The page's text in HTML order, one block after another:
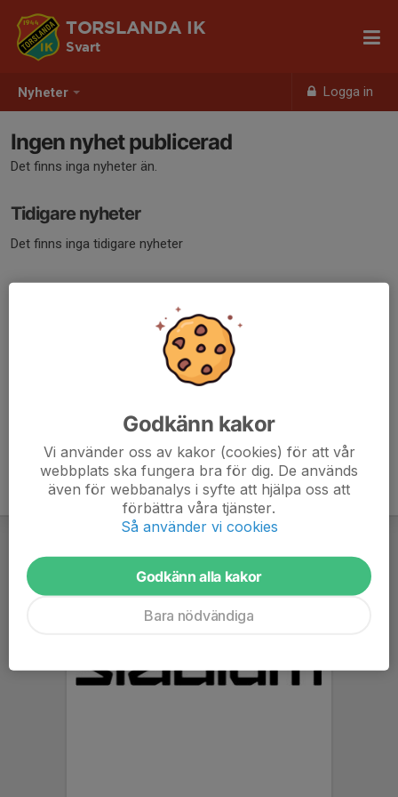
Nyheter Logga in
TORSLANDA IK
Svart
Ingen nyhet publicerad
Det finns inga nyheter än.
Tidigare nyheter
Det finns inga tidigare nyheter
Godkänn kakor
Vi använder oss av kakor (cookies) för att vår
webbplats ska fungera bra för dig. De används
även för webbanalys i syfte att hjälpa oss att
förbättra våra tjänster.
Så använder vi cookies
Godkänn alla kakor
Bara nödvändiga